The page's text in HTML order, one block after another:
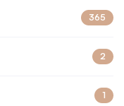
365
2
1